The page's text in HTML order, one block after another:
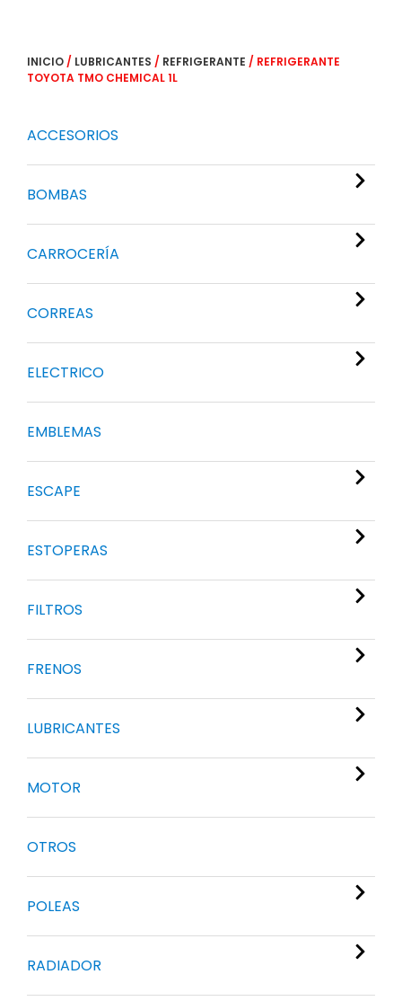
INICIO / LUBRICANTES / REFRIGERANTE / REFRIGERANTE
TOYOTA TMO CHEMICAL 1L
ACCESORIOS
BOMBAS
CARROCERÍA
CORREAS
ELECTRICO
EMBLEMAS
ESCAPE
ESTOPERAS
FILTROS
FRENOS
LUBRICANTES
MOTOR
OTROS
POLEAS
RADIADOR